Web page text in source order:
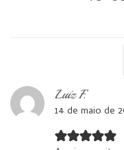
Luiz F.
14 de maio de